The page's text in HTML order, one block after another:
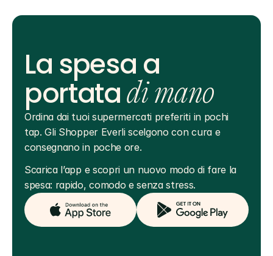
La spesa a
portatadi mano
Ordina dai tuoi supermercati preferiti in pochi
tap. Gli Shopper Everli scelgono con cura e
consegnano in poche ore.
Scarica l’app e scopri un nuovo modo di fare la
spesa: rapido, comodo e senza stress.